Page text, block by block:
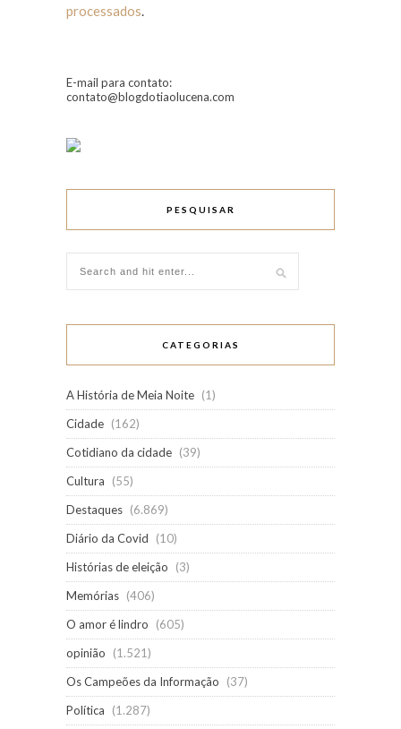
processados.
E-mail para contato:
contato@blogdotiaolucena.com
PESQUISAR
CATEGORIAS
A História de Meia Noite (1)
Cidade (162)
Cotidiano da cidade (39)
Cultura
(55)
Destaques (6.869)
Diário da Covid
(10)
Histórias de eleição
(3)
Memórias (406)
O amor é lindro
(605)
opinião
(1.521)
Os Campeões da Informação
(37)
Política
(1.287)